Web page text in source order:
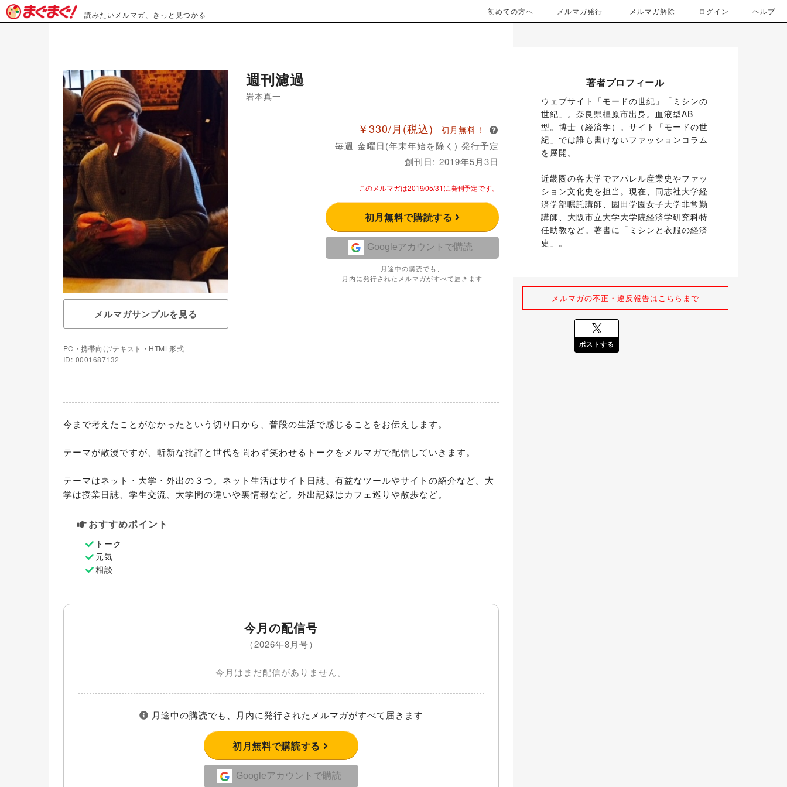
読みたいメルマガ、きっと見つかる 初めての方へ メルマガ発行 メルマガ解除 ログイン ヘルプ
メルマガサンプルを見る
PC・携帯向け/テキスト・HTML形式
ID: 0001687132
週刊濾過
岩本真一
￥330/月 (税込)
初月無料！
毎週 金曜日(年末年始を除く) 発行予定
創刊日: 2019年5月3日
このメルマガは2019/05/31に廃刊予定です。
初月無料で購読する
Googleアカウントで購読
月途中の購読でも、
月内に発行されたメルマガがすべて届きます
今まで考えたことがなかったという切り口から、普段の生活で感じることをお伝えします。
テーマが散漫ですが、斬新な批評と世代を問わず笑わせるトークをメルマガで配信していきます。
テーマはネット・大学・外出の３つ。ネット生活はサイト日誌、有益なツールやサイトの紹介など。大
学は授業日誌、学生交流、大学間の違いや裏情報など。外出記録はカフェ巡りや散歩など。
おすすめポイント
トーク
元気
相談
今月の配信号
（2026年8月号）
今月はまだ配信がありません。
月途中の購読でも、月内に発行されたメルマガがすべて届きます
初月無料で購読する
Googleアカウントで購読
著者プロフィール
ウェブサイト「モードの世紀」「ミシンの
世紀」。奈良県橿原市出身。血液型AB
型。博士（経済学）。サイト「モードの世
紀」では誰も書けないファッションコラム
を展開。
近畿圏の各大学でアパレル産業史やファッ
ション文化史を担当。現在、同志社大学経
済学部嘱託講師、園田学園女子大学非常勤
講師、大阪市立大学大学院経済学研究科特
任助教など。著書に「ミシンと衣服の経済
史」。
メルマガの不正・違反報告はこちらまで
ポストする